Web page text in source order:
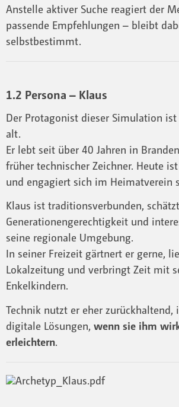
Anstelle aktiver Suche reagiert der
passende Empfehlungen – bleibt
selbstbestimmt.
1.2 Persona – Klaus
Der Protagonist dieser Simulation ist
alt.
Er lebt seit über 40 Jahren in
früher technischer Zeichner. Heute
und engagiert sich im Heimatverein
Klaus ist traditionsverbunden, schätzt
Generationengerechtigkeit und
seine regionale Umgebung.
In seiner Freizeit gärtnert er gerne,
Lokalzeitung und verbringt Zeit mit
Enkelkindern.
Technik nutzt er eher
digitale Lösungen, wenn sie ihm
erleichtern.